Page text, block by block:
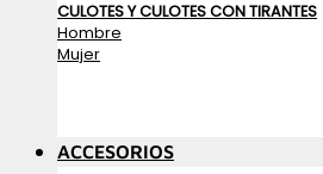
CULOTES Y CULOTES CON TIRANTES
Hombre
Mujer
ACCESORIOS